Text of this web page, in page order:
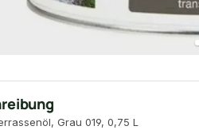
Grau 019, 0,75 L